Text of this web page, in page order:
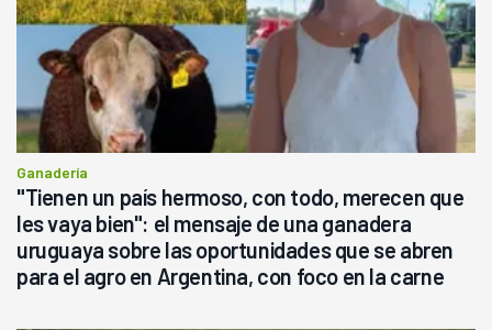
Ganadería
"Tienen un país hermoso, con todo, merecen que
les vaya bien": el mensaje de una ganadera
uruguaya sobre las oportunidades que se abren
para el agro en Argentina, con foco en la carne